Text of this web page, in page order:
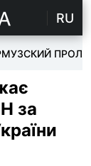
RU
ПРОЛИВ
за